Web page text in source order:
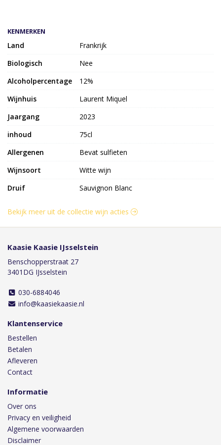
KENMERKEN
Land
Frankrijk
Biologisch
Nee
Alcoholpercentage
12%
Wijnhuis
Laurent Miquel
Jaargang
2023
inhoud
75cl
Allergenen
Bevat sulfieten
Wijnsoort
Witte wijn
Druif
Sauvignon Blanc
Bekijk meer uit de collectie wijn acties
Kaasie Kaasie IJsselstein
Benschopperstraat 27
3401DG IJsselstein
030-6884046
info@kaasiekaasie.nl
Klantenservice
Bestellen
Betalen
Afleveren
Contact
Informatie
Over ons
Privacy en veiligheid
Algemene voorwaarden
Disclaimer